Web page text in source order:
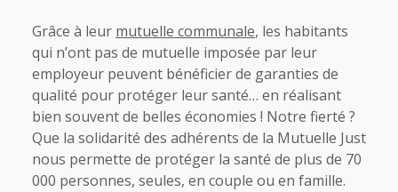
Grâce à leur mutuelle communale, les habitants
qui n’ont pas de mutuelle imposée par leur
employeur peuvent bénéficier de garanties de
qualité pour protéger leur santé… en réalisant
bien souvent de belles économies ! Notre fierté ?
Que la solidarité des adhérents de la Mutuelle Just
nous permette de protéger la santé de plus de 70
000 personnes, seules, en couple ou en famille.